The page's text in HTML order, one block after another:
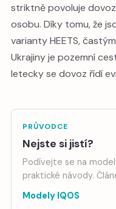
striktně povoluje
osobu. Díky tomu, že
varianty HEETS,
Ukrajiny je pozemní
letecky se dovoz řídí
PRŮVODCE
Nejste si jistí?
Podívejte se na
praktické návody.
Modely IQOS